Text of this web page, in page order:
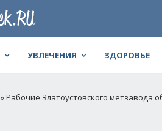
УВЛЕЧЕНИЯ ЗДОРОВЬЕ
» Рабочие Златоустовского метзавода